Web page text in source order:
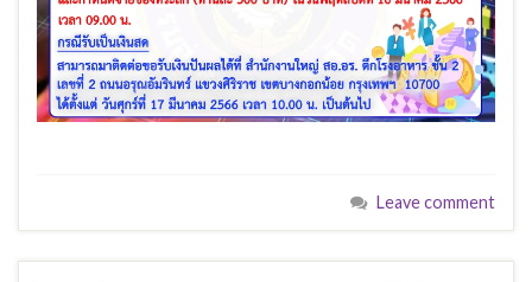
Leave comment